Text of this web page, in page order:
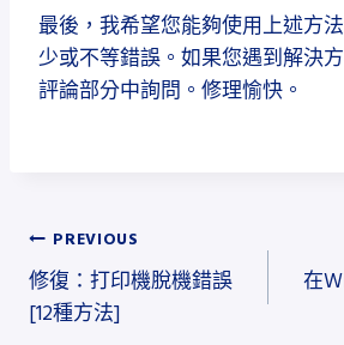
最後，我希望您能夠使用上述方
少或不等錯誤。 如果您遇到解決
評論部分中詢問。 修理愉快。
文
章
PREVIOUS
修復：打印機脫機錯誤
[12種方法]
在